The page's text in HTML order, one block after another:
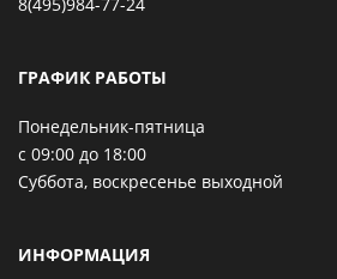
ГРАФИК РАБОТЫ
Понедельник-пятница
с 09:00 до 18:00
Суббота, воскресенье выходной
ИНФОРМАЦИЯ